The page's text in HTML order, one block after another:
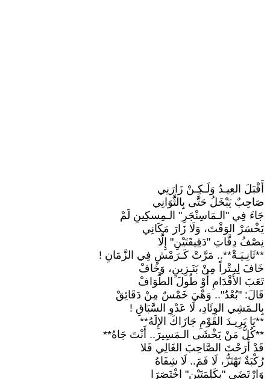
أَقْبَلَ العِيـدُ وَلَـكِـنْ زَارَنِي
صَاحِبٌ يَبْخَلُ حَتَّى بِالثَّوَانِي
جَاءَ فِي "الـمَاسِنْجَرِ" الـمِسكِينِ لَمْ
يَخْسَرْ الوَقْتَ، وَلَا زَارَ مَكَانِي
نِصْفُ دِقَّاتِ "دَقِيقَتَيْنِ" إِلَّا
**ثَانِـيَـةْ**.. مَرَّتْ كَـرَمْشٍ فِي الزَّمَانِ !
خَافَ لِيـتْراً مِنْ بَنَـزِينٍ، وَخَافْ
تَعَبَ الأَقْدَامِ أَوْ طُولَ الطَّوَافْ
قَالَ: "بُعْدٌ".. وَهْيَ خَمْسٌ مِنْ دَقَائِقْ
بِالـمَشِي الوِئَادِ، لَا عَدْوِ السَّبَاقِ !
**يَا بَرِيـدَ القَوْمِ جَازَاكَ الإِلَهُ**
**كُلُّ مَنْ يَخْشَى الـمَسِيرَ.. أَنْتَ جَاهُ**
قَدْ أَرَحْتَ الصَّاحِبَ الغَالِي فَلا
رُكْبَةٌ تَهْتَزُّ، لَا فَمَ.. لَا شِفَاهُ
وَارْتَضَى "بِكَلِمَتَيْنِ" اخْتَصَرَا